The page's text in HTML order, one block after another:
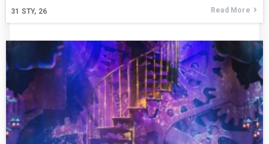
31 STY, 26 Read More